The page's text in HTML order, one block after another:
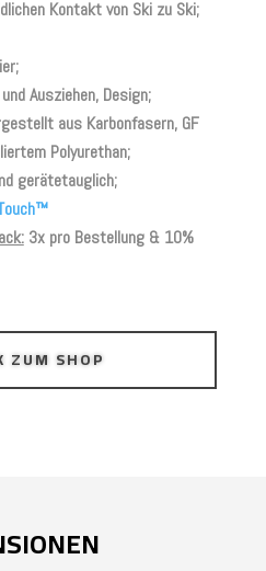
Kontakt von Ski zu Ski;
Ausziehen, Design;
aus Karbonfasern, GF
Polyurethan;
gerätetauglich;
3x pro Bestellung & 10%
ZUM SHOP